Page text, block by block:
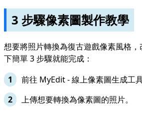
3 步驟像素圖製作教學
想要將照片轉換為復古遊戲像素風格
下簡單 3 步驟就能完成：
前往 MyEdit- 線上像素圖生成工具
上傳想要轉換為像素圖的照片。